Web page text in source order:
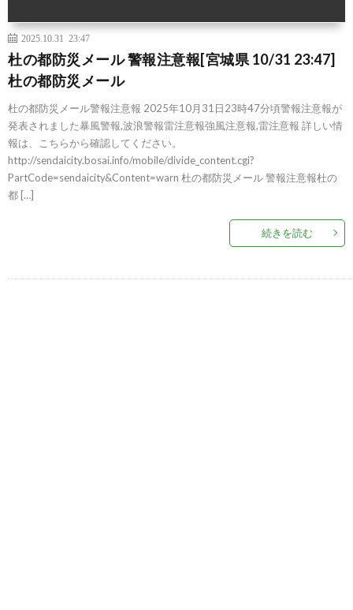
2025.10.31 23:47
杜の都防災メール 警報注意報[宮城県 10/31 23:47]
杜の都防災メール
杜の都防災メール警報注意報 2025年10月31日23時47分頃警報注意報が
発表されました暴風警報,波浪警報雷注意報強風注意報,雷注意報 詳しい情
報は、こちらから確認してください。
http://sendaicity.bosai.info/mobile/divide_content.cgi?
PartCode=sendaicity&Content=warn 杜の都防災メール 警報注意報杜の
都 […]
続きを読む